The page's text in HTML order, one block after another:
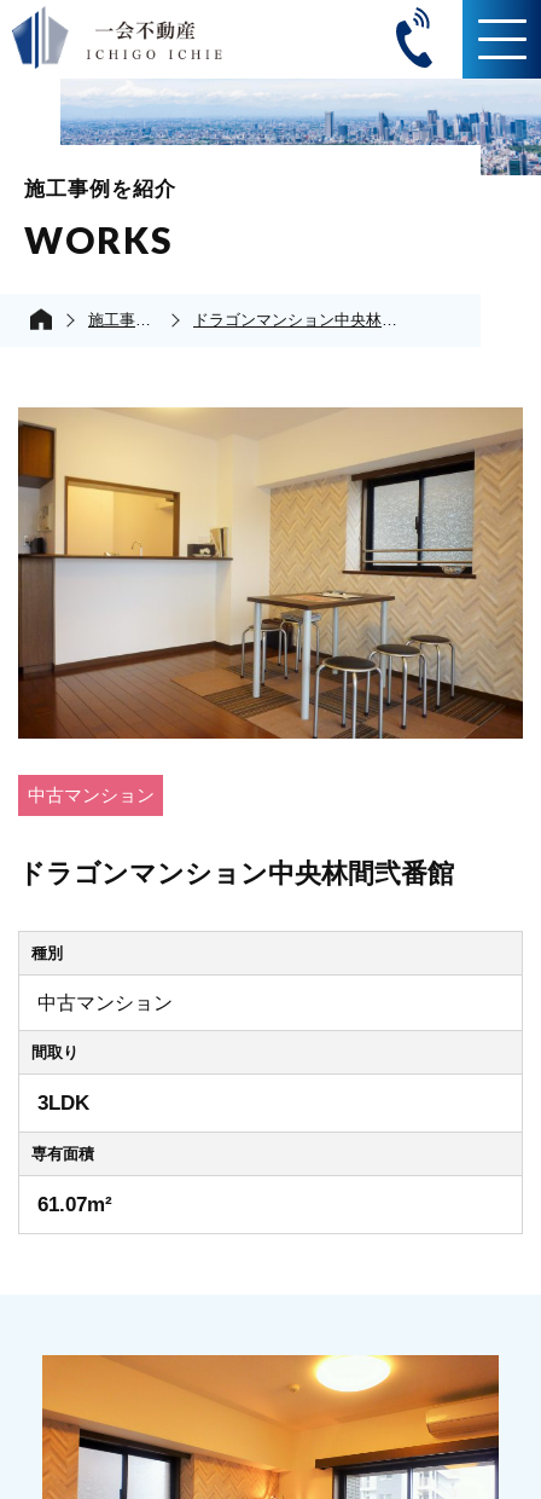
施工事例を紹介
WORKS
施工事例の紹介 ドラゴンマンション中央林間弐番館
中古マンション
ドラゴンマンション中央林間弐番館
種別
中古マンション
間取り
3LDK
専有面積
61.07m²